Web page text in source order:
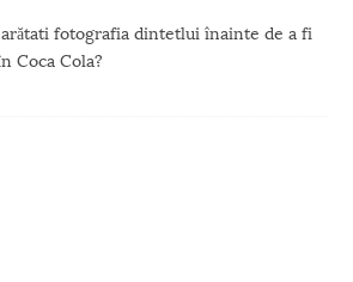
fotografia dintetlui înainte de a fi
Coca Cola?